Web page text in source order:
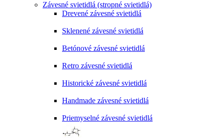
Závesné svietidlá (stropné svietidlá)
Drevené závesné svietidlá
Sklenené závesné svietidlá
Betónové závesné svietidlá
Retro závesné svietidlá
Historické závesné svietidlá
Handmade závesné svietidlá
Priemyselné závesné svietidlá